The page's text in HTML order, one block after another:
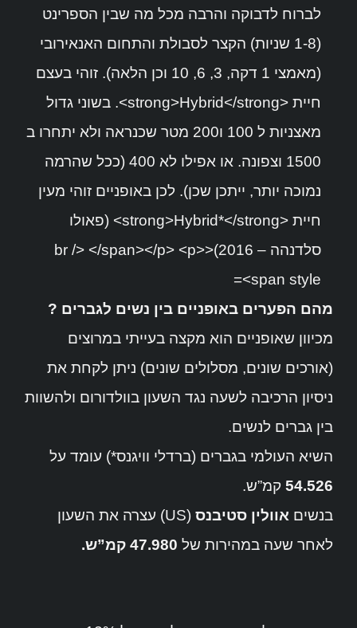
מהם הפערים באופניים בין נשים לגברים ?
מכיוון שאופניים הוא מקצה בעייתי במרוצים
(אורכים שונים, מסלולים שונים) ניתן לקחת את
ניסיון הרכיבה לשעה נגד השעון בוולדורום ולהשוות
בין גברים לנשים.
השיא העולמי בגברים (ברדלי וויגנס*) עומד על
54.526קמ”ש.
בנשים אוולין סטיבנס
(US) עצרה את השעון
לאחר שעה במהירות של 47.980 קמ”ש.